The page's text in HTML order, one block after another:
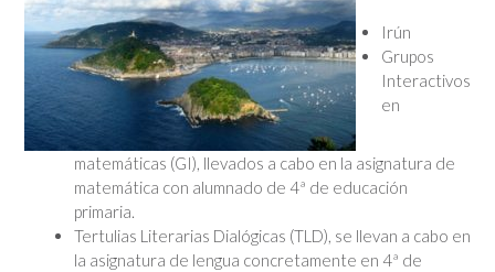
Irún
Grupos
Interactivos
en
matemáticas (GI), llevados a cabo en la asignatura de
matemática con alumnado de 4ª de educación
primaria.
Tertulias Literarias Dialógicas (TLD), se llevan a cabo en
la asignatura de lengua concretamente en 4ª de